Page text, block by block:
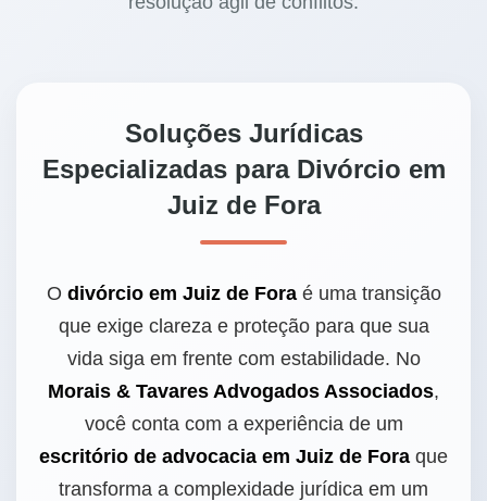
Soluções Jurídicas
Especializadas para Divórcio em
Juiz de Fora
O divórcio em Juiz de Foraé uma transição
que exige clareza e proteção para que sua
vida siga em frente com estabilidade. No
Morais & Tavares Advogados Associados,
você conta com a experiência de um
escritório de advocacia em Juiz de Foraque
transforma a complexidade jurídica em um